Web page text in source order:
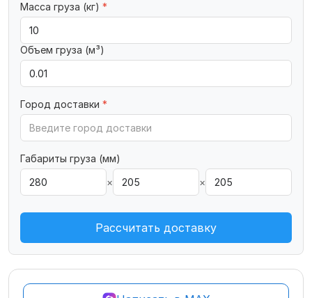
Масса груза (кг) *
Объем груза (м³)
Город доставки *
Габариты груза (мм)
×
×
Рассчитать доставку